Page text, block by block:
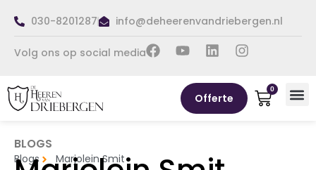
030-8201287 info@deheerenvandriebergen.nl
Volg ons op social media
0
Offerte
BLOGS
Blogs Marjolein Smit